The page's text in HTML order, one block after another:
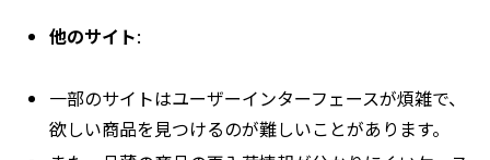
他のサイト:
一部のサイトはユーザーインターフェースが煩雑で、
欲しい商品を見つけるのが難しいことがあります。